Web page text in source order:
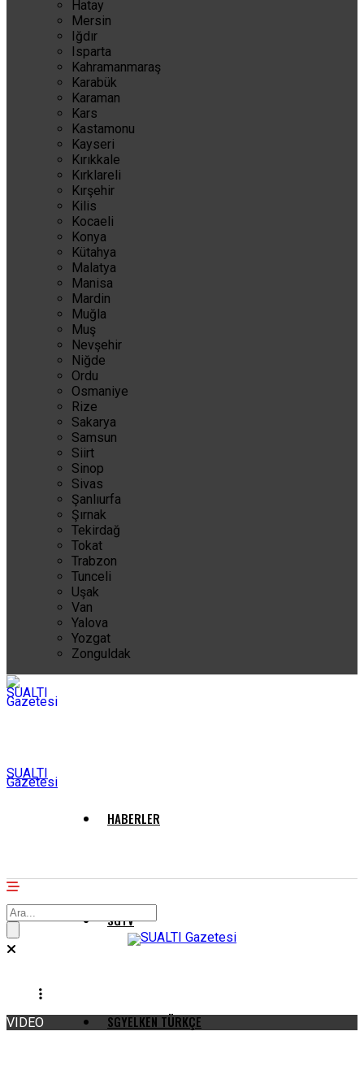
Hatay
Mersin
Iğdır
Isparta
Kahramanmaraş
Karabük
Karaman
Kars
Kastamonu
Kayseri
Kırıkkale
Kırklareli
Kırşehir
Kilis
Kocaeli
Konya
Kütahya
Malatya
Manisa
Mardin
Muğla
Muş
Nevşehir
Niğde
Ordu
Osmaniye
Rize
Sakarya
Samsun
Siirt
Sinop
Sivas
Şanlıurfa
Şırnak
Tekirdağ
Tokat
Trabzon
Tunceli
Uşak
Van
Yalova
Yozgat
Zonguldak
SUALTI
Gazetesi
HABERLER
SGTV
SGYELKEN TÜRKÇE
VIDEO